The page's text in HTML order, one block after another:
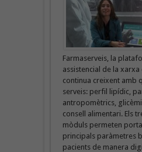
Farmaserveis, la
assistencial de la
continua creixent amb
serveis: perfil lipídic,
antropomètrics,
consell alimentari. Els
mòduls permeten
principals paràmetres
pacients de manera